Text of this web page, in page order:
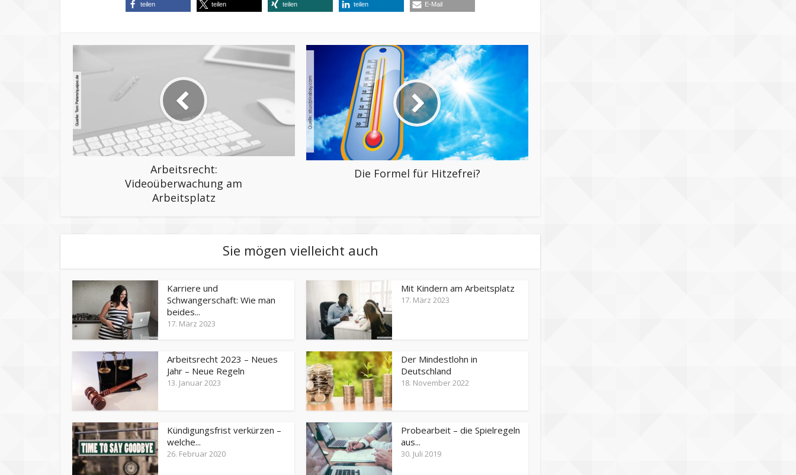
teilen teilen teilen teilen E-Mail
Arbeitsrecht:
Videoüberwachung am
Arbeitsplatz
Die Formel für Hitzefrei?
Sie mögen vielleicht auch
Karriere und
Schwangerschaft: Wie man
beides...
17. März 2023
Mit Kindern am Arbeitsplatz
17. März 2023
Arbeitsrecht 2023 – Neues
Jahr – Neue Regeln
13. Januar 2023
Der Mindestlohn in
Deutschland
18. November 2022
Kündigungsfrist verkürzen –
welche...
26. Februar 2020
Probearbeit – die Spielregeln
aus...
30. Juli 2019